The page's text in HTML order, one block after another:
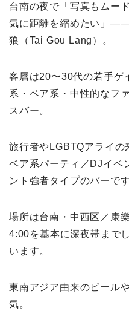
台南の夜で「写真もムー
気に距離を縮めたい」
狼（Tai Gou Lang）。
客層は20〜30代の若手ゲ
系・ベア系・中性的なフ
スバー。
旅行者やLGBTQアライの
ベア系パーティ／DJイベ
ント強者タイプのバーです
場所は台南・中西区／康
4:00を基本に深夜帯まで
います。
東南アジア由来のビール
気。